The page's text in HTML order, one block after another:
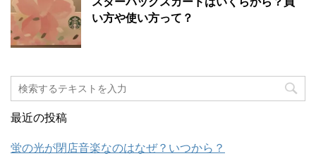
い方や使い方って？
最近の投稿
蛍の光が閉店音楽なのはなぜ？いつから？